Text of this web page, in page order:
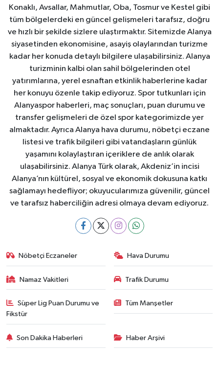
Konaklı, Avsallar, Mahmutlar, Oba, Tosmur ve Kestel gibi
tüm bölgelerdeki en güncel gelişmeleri tarafsız, doğru
ve hızlı bir şekilde sizlere ulaştırmaktır. Sitemizde Alanya
siyasetinden ekonomisine, asayiş olaylarından turizme
kadar her konuda detaylı bilgilere ulaşabilirsiniz. Alanya
turizminin kalbi olan sahil bölgelerinden otel
yatırımlarına, yerel esnaftan etkinlik haberlerine kadar
her konuyu özenle takip ediyoruz. Spor tutkunları için
Alanyaspor haberleri, maç sonuçları, puan durumu ve
transfer gelişmeleri de özel spor kategorimizde yer
almaktadır. Ayrıca Alanya hava durumu, nöbetçi eczane
listesi ve trafik bilgileri gibi vatandaşların günlük
yaşamını kolaylaştıran içeriklere de anlık olarak
ulaşabilirsiniz. Alanya Türk olarak, Akdeniz’in incisi
Alanya’nın kültürel, sosyal ve ekonomik dokusuna katkı
sağlamayı hedefliyor; okuyucularımıza güvenilir, güncel
ve tarafsız haberciliğin adresi olmaya devam ediyoruz.
Nöbetçi Eczaneler Hava Durumu
Namaz Vakitleri Trafik Durumu
Süper Lig Puan Durumu ve
Fikstür
Tüm Manşetler
Son Dakika Haberleri Haber Arşivi